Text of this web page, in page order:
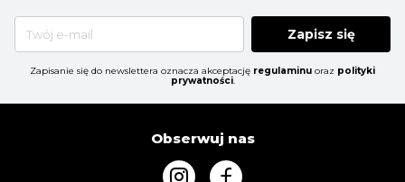
Zapisz się
Zapisanie się do newslettera oznacza akceptację regulaminu oraz polityki
prywatności.
Obserwuj nas